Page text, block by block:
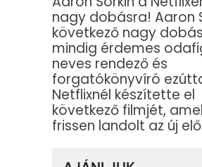
nagy dobásra! Aaron
következő nagy
mindig érdemes
neves rendező és
forgatókönyvíró
Netflixnél készítette el
következő filmjét,
frissen landolt az új